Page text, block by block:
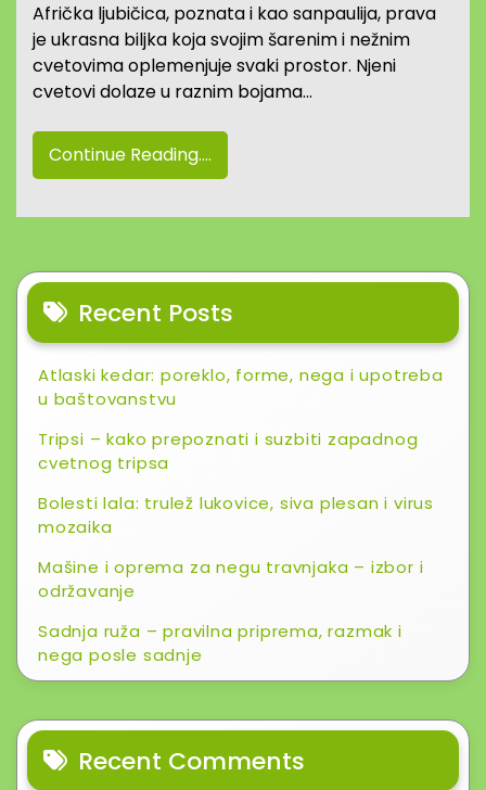
Afrička ljubičica, poznata i kao sanpaulija, prava
je ukrasna biljka koja svojim šarenim i nežnim
cvetovima oplemenjuje svaki prostor. Njeni
cvetovi dolaze u raznim bojama…
Continue Reading....
Recent Posts
Atlaski kedar: poreklo, forme, nega i upotreba
u baštovanstvu
Tripsi – kako prepoznati i suzbiti zapadnog
cvetnog tripsa
Bolesti lala: trulež lukovice, siva plesan i virus
mozaika
Mašine i oprema za negu travnjaka – izbor i
održavanje
Sadnja ruža – pravilna priprema, razmak i
nega posle sadnje
Recent Comments